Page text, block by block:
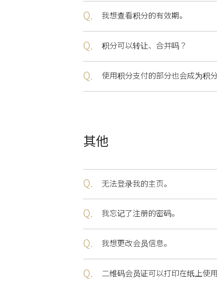
Q. 我想查看积分的有效期。
Q. 积分可以转让、合并吗？
Q. 使用积分支付的部分也会成为积
其他
Q. 无法登录我的主页。
Q. 我忘记了注册的密码。
Q. 我想更改会员信息。
Q. 二维码会员证可以打印在纸上使